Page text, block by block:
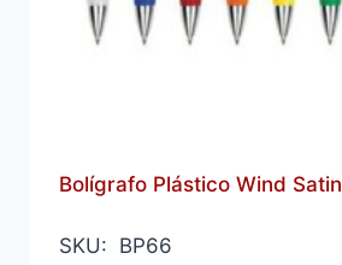
Bolígrafo Plástico Wind Satin
SKU: BP66